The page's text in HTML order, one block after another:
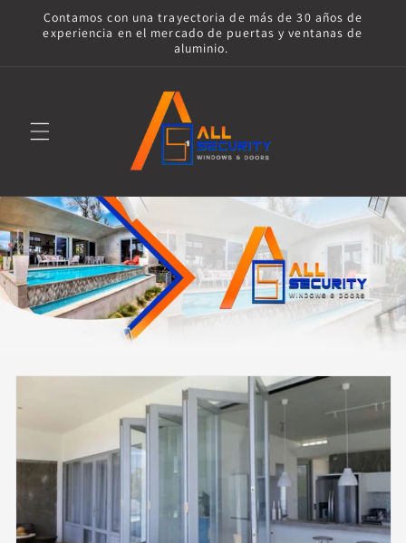
Skip to
content
Contamos con una trayectoria de más de 30 años de
experiencia en el mercado de puertas y ventanas de
aluminio.